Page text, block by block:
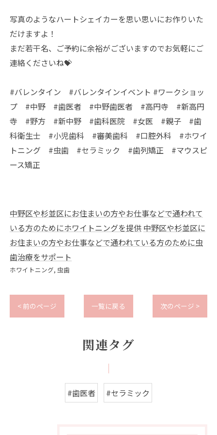
写真のようなハートシェイカーを思い思いにお作りいた
だけますよ！
まだ若干名、ご予約に余裕がございますのでお気軽にご
連絡くださいね💝
#バレンタイン #バレンタインイベント #ワークショッ
プ #中野 #歯医者 #中野歯医者 #高円寺 #新高円
寺 #野方 #新中野 #歯科医院 #女医 #親子 #歯
科衛生士 #小児歯科 #審美歯科 #口腔外科 #ホワイ
トニング #虫歯 #セラミック #歯列矯正 #マウスピ
ース矯正
中野区や杉並区にお住まいの方やお仕事などで通われて
いる方のためにホワイトニングを提供 中野区や杉並区に
お住まいの方やお仕事などで通われている方のために虫
歯治療をサポート
ホワイトニング 虫歯
< 前のページ 一覧に戻る 次のページ >
関連タグ
#歯医者 #セラミック